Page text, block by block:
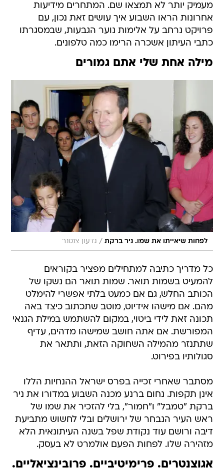
מעמיק יותר לא תמצאו שם. המתחרים מידיעות
אחרונות הראו השבוע איך עושים זאת נכון, עם
פרויקט נרחב על אלימות נוער הגבעות, שבמסגרתו
כתבי העיתון אשכרה הרימו כמה טלפונים.
מילה אחת שלי אתם גמורים
לפחות שיאייתו את שמו. ניר ברקת / גדעון צנטנר
כל מדריך כתיבה למתחילים מפציר בקוראים
להמעיט בשמות תואר. שמות תואר הם נשקו של
הכותב החלש, גם אם כמעט בלתי אפשרי להימלט
מהם. אם מישהו אידיוט, מוטב שתכתוב כיצד באה
תכונה זאת לידי ביטוי, במקום להשתמש במילת הגנאי
המפורשת. אם אתה חושב שמישהו מדהים, עדיף
שתתנזר מהמילה השחוקה הזאת, ותתאר את
סגולותיו בפירוט.
מסתבר שאחרי זכייה בפרס ישראל ההנחיות הללו
אינן תקפות. נחום ברנע מכנה השבוע במדורו את ניר
ברקת "טמבל" ו"חמור", בלי להזכיר את שמו של
ראש העיר הנבחר של ירושלים ובלי לחשוש מתביעת
דיבה ורושם עוד נקודת שפל בשנה העיתונאית הלא
מזהירה שלו. לפחות הפעם אולמרט לא בעסק.
אגוצנטרים. פרימיטיביים. פרובינציאליים.